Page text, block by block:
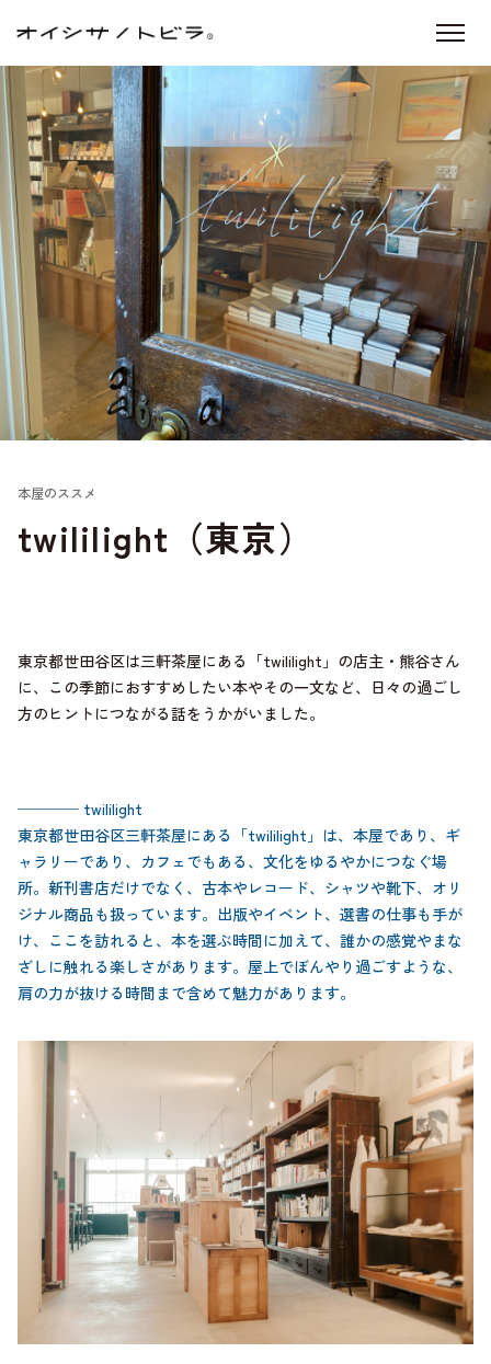
本屋のススメ
twililight（東京）
東京都世田谷区は三軒茶屋にある「twililight」の店主・熊谷さん
に、この季節におすすめしたい本やその一文など、日々の過ごし
方のヒントにつながる話をうかがいました。
──── twililight
東京都世田谷区三軒茶屋にある「twililight」は、本屋であり、ギ
ャラリーであり、カフェでもある、文化をゆるやかにつなぐ場
所。新刊書店だけでなく、古本やレコード、シャツや靴下、オリ
ジナル商品も扱っています。出版やイベント、選書の仕事も手が
け、ここを訪れると、本を選ぶ時間に加えて、誰かの感覚やまな
ざしに触れる楽しさがあります。屋上でぼんやり過ごすような、
肩の力が抜ける時間まで含めて魅力があります。